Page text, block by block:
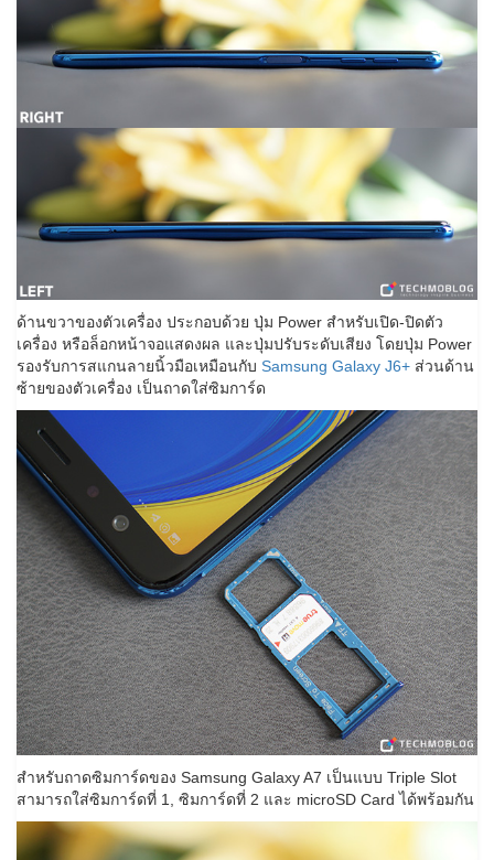
ด้านขวาของตัวเครื่อง ประกอบด้วย ปุ่ม Power สำหรับเปิด-ปิดตัว
เครื่อง หรือล็อกหน้าจอแสดงผล และปุ่มปรับระดับเสียง โดยปุ่ม Power
รองรับการสแกนลายนิ้วมือเหมือนกับ Samsung Galaxy J6+ ส่วนด้าน
ซ้ายของตัวเครื่อง เป็นถาดใส่ซิมการ์ด
สำหรับถาดซิมการ์ดของ Samsung Galaxy A7 เป็นแบบ Triple Slot
สามารถใส่ซิมการ์ดที่ 1, ซิมการ์ดที่ 2 และ microSD Card ได้พร้อมกัน